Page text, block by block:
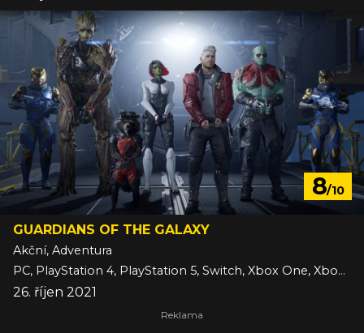
8/10
GUARDIANS OF THE GALAXY
Akční, Adventura
PC, PlayStation 4, PlayStation 5, Switch, Xbox One, Xbox Series
26. říjen 2021